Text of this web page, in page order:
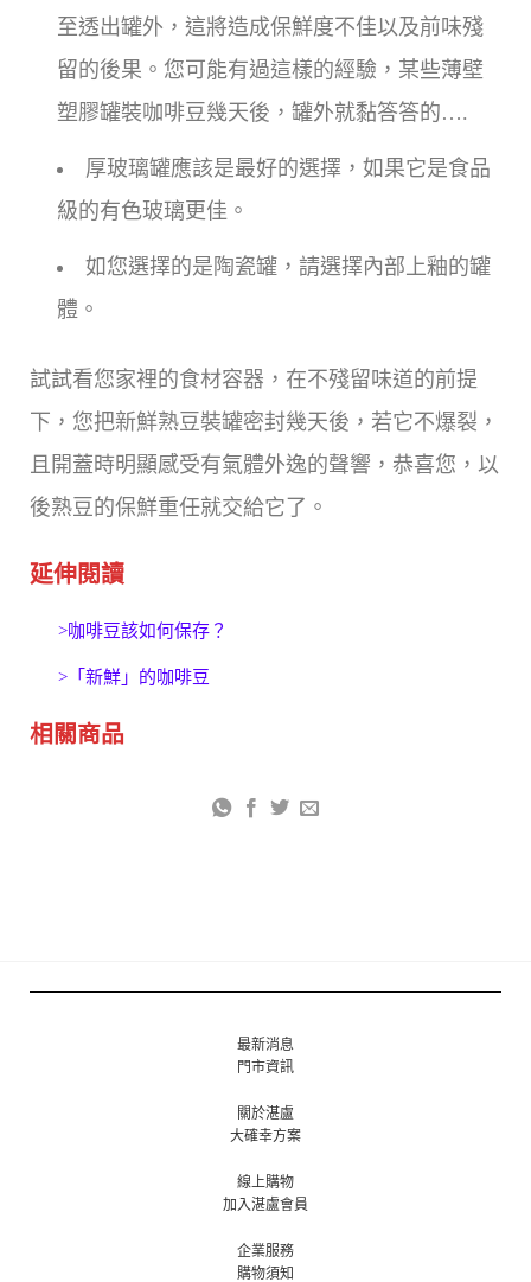
至透出罐外，這將造成保鮮度不佳以及前味殘
留的後果。您可能有過這樣的經驗，某些薄壁
塑膠罐裝咖啡豆幾天後，罐外就黏答答的….
厚玻璃罐應該是最好的選擇，如果它是食品
級的有色玻璃更佳。
如您選擇的是陶瓷罐，請選擇內部上釉的罐
體。
試試看您家裡的食材容器，在不殘留味道的前提
下，您把新鮮熟豆裝罐密封幾天後，若它不爆裂，
且開蓋時明顯感受有氣體外逸的聲響，恭喜您，以
後熟豆的保鮮重任就交給它了。
延伸閱讀
>咖啡豆該如何保存？
>「新鮮」的咖啡豆
相關商品
最新消息
門市資訊
關於湛盧
大確幸方案
線上購物
加入湛盧會員
企業服務
購物須知